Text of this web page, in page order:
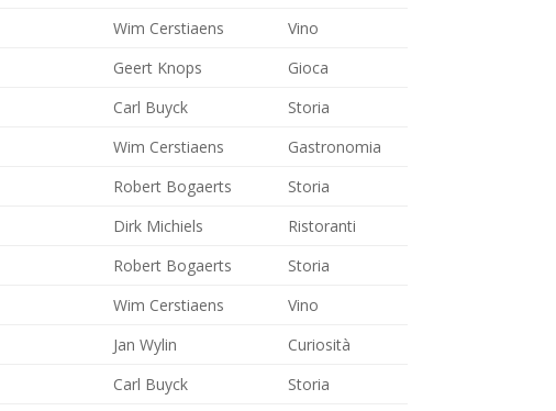
Wim Cerstiaens
Vino
Geert Knops
Gioca
Carl Buyck
Storia
Wim Cerstiaens
Gastronomia
Robert Bogaerts
Storia
Dirk Michiels
Ristoranti
Robert Bogaerts
Storia
Wim Cerstiaens
Vino
Jan Wylin
Curiosità
Carl Buyck Storia